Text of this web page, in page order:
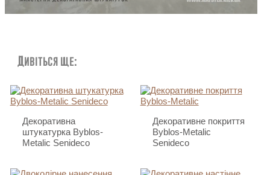
Дивіться ще:
Декоративна
штукатурка Byblos-
Metalic Senideco
Декоративне покриття
Byblos-Metalic
Senideco